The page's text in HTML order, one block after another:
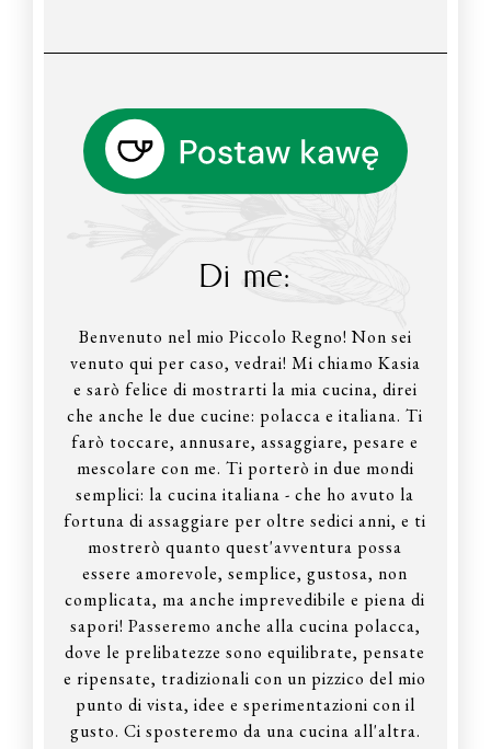
Di me:
Benvenuto nel mio Piccolo Regno! Non sei
venuto qui per caso, vedrai! Mi chiamo Kasia
e sarò felice di mostrarti la mia cucina, direi
che anche le due cucine: polacca e italiana. Ti
farò toccare, annusare, assaggiare, pesare e
mescolare con me. Ti porterò in due mondi
semplici: la cucina italiana - che ho avuto la
fortuna di assaggiare per oltre sedici anni, e ti
mostrerò quanto quest'avventura possa
essere amorevole, semplice, gustosa, non
complicata, ma anche imprevedibile e piena di
sapori! Passeremo anche alla cucina polacca,
dove le prelibatezze sono equilibrate, pensate
e ripensate, tradizionali con un pizzico del mio
punto di vista, idee e sperimentazioni con il
gusto. Ci sposteremo da una cucina all'altra.